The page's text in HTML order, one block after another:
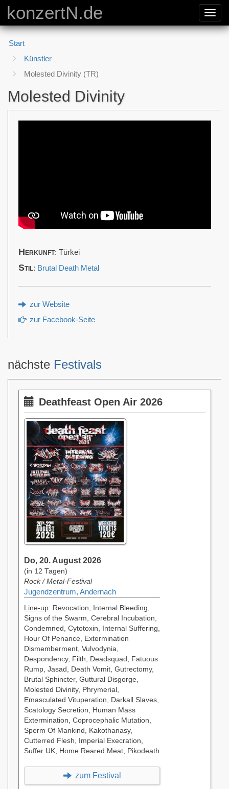
konzertN.de
Start
Künstler
Molested Divinity (TR)
Molested Divinity
Herkunft: Türkei
Stil: Brutal Death Metal
zur Website
zur Facebook-Seite
nächste Festivals
Deathfeast Open Air 2026
Do, 20. August 2026
(in 12 Tagen)
Rock / Metal-Festival
Jugendzentrum, Andernach
Line-up: Revocation, Internal Bleeding,
Signs of the Swarm, Cerebral Incubation,
Condemned, Cytotoxin, Internal Suffering,
Hour Of Penance, Extermination
Dismemberment, Vulvodynia,
Despondency, Filth, Deadsquad, Fatuous
Rump, Jasad, Death Vomit, Gutrectomy,
Brutal Sphincter, Guttural Disgorge,
Molested Divinity, Phrymerial,
Emasculated Vituperation, Darkall Slaves,
Scatology Secretion, Human Mass
Extermination, Coprocephalic Mutation,
Sperm Of Mankind, Kakothanasy,
Cutterred Flesh, Imperial Execration,
Suffer UK, Home Reared Meat, Pikodeath
zum Festival